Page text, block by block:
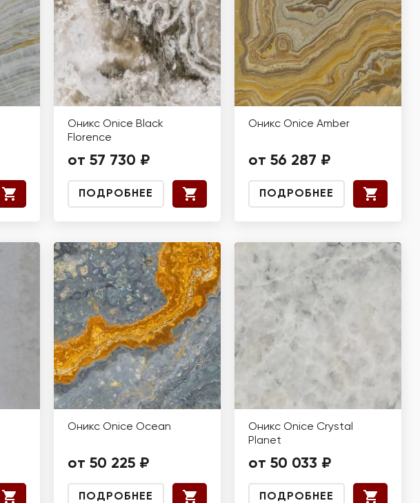
Оникс Onice Black
Florence
от 57 730 ₽
ПОДРОБНЕЕ
Оникс Onice Amber
от 56 287 ₽
ПОДРОБНЕЕ
Оникс Onice Ocean
от 50 225 ₽
ПОДРОБНЕЕ
Оникс Onice Crystal
Planet
от 50 033 ₽
ПОДРОБНЕЕ